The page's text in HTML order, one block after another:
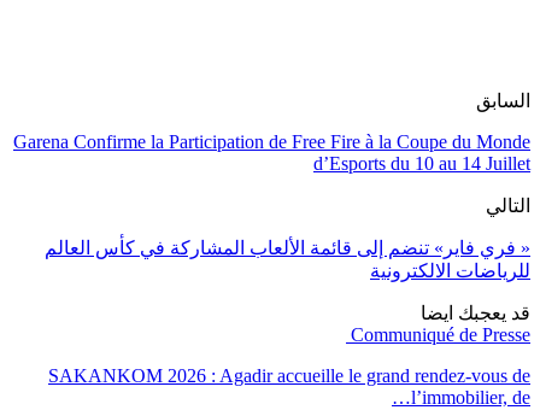
السابق
Garena Confirme la Participation de Free Fire à la Coupe du Monde
d’Esports du 10 au 14 Juillet
التالي
« فري فاير» تنضم إلى قائمة الألعاب المشاركة في كأس العالم
للرياضات الالكترونية
قد يعجبك ايضا
Communiqué de Presse
SAKANKOM 2026 : Agadir accueille le grand rendez-vous de
l’immobilier, de…